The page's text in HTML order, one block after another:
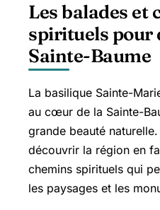
Les balades et
spirituels pour
Sainte-Baume
La basilique Sainte-
au cœur de la Sainte-
grande beauté
découvrir la région en
chemins spirituels qui
les paysages et les